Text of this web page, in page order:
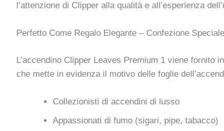
l’attenzione di Clipper alla qualità e all’esperienza
Perfetto Come Regalo Elegante – Confezione Speciale
L’accendino Clipper Leaves Premium 1 viene
che mette in evidenza il motivo delle foglie
Collezionisti di accendini di lusso
Appassionati di fumo (sigari, pipe, tabacco)